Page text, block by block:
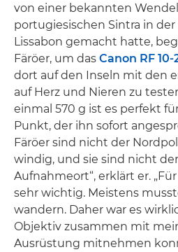
von einer bekannten
portugiesischen Sintra in
Lissabon gemacht hatte,
Färöer, um das Canon RF
dort auf den Inseln mit den
auf Herz und Nieren zu
einmal 570 g ist es perfekt
Punkt, der ihn sofort
Färöer sind nicht der
windig, und sie sind nicht
Aufnahmeort“, erklärt er.
sehr wichtig. Meistens
wandern. Daher war es
Objektiv zusammen mit
Ausrüstung mitnehmen